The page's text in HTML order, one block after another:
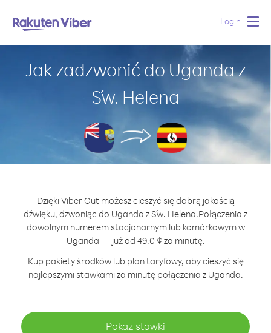
Login
Jak zadzwonić do Uganda z
Św. Helena
Dzięki Viber Out możesz cieszyć się dobrą jakością
dźwięku, dzwoniąc do Uganda z Św. Helena.Połączenia z
dowolnym numerem stacjonarnym lub komórkowym w
Uganda — już od 49.0 ¢ za minutę.
Kup pakiety środków lub plan taryfowy, aby cieszyć się
najlepszymi stawkami za minutę połączenia z Uganda.
Pokaż stawki